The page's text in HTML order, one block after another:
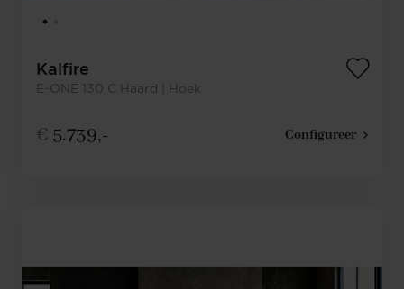
Kalfire
E-ONE 130 C Haard | Hoek
€ 5.739,- Configureer